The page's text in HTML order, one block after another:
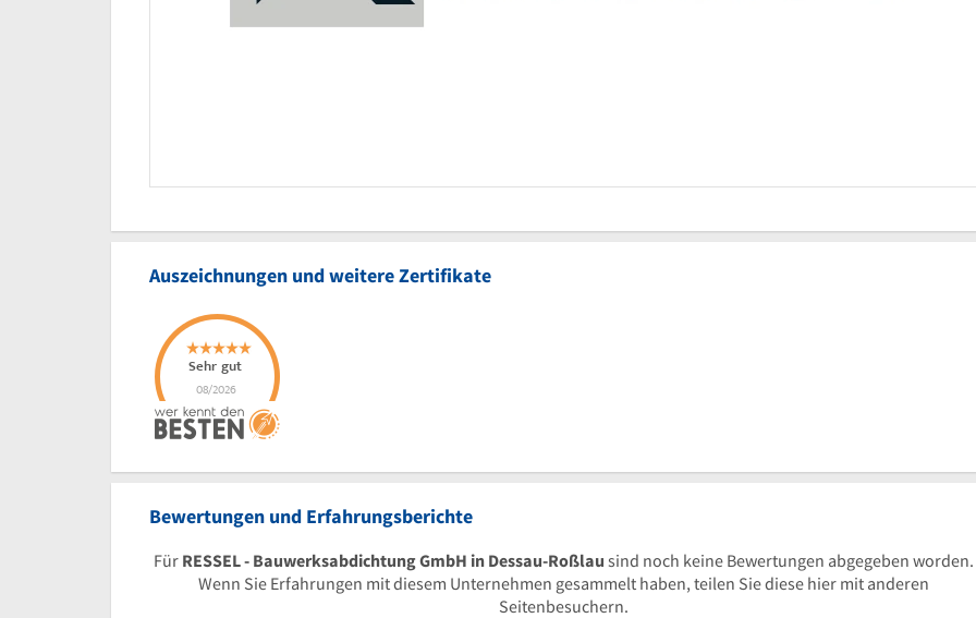
Auszeichnungen und weitere Zertifikate
Bewertungen und Erfahrungsberichte
Für RESSEL - Bauwerksabdichtung GmbH in Dessau-Roßlau sind noch keine Bewertungen abgegeben worden.
Wenn Sie Erfahrungen mit diesem Unternehmen gesammelt haben, teilen Sie diese hier mit anderen
Seitenbesuchern.